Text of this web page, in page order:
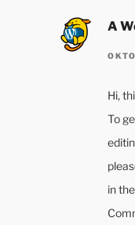
A
Hi,
To
in